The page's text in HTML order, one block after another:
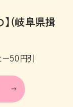
（岐阜県揖
ー50円引